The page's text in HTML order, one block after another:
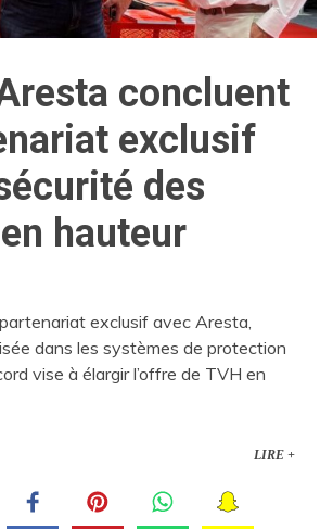
concluent
exclusif
des
hauteur
exclusif avec Aresta,
dans les systèmes de protection
vise à élargir l’offre de TVH en
LIRE +